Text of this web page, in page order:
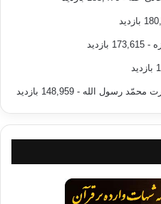
- 173,615 بازدید
محمّد رسول الله - 148,959 بازدید